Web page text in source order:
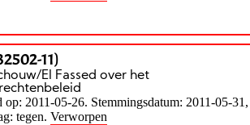
11)
El Fassed over het
op: 2011-05-26. Stemmingsdatum: 2011-05-31,
tegen. Verworpen